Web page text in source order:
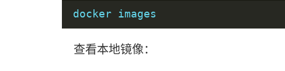
docker images
查看本地镜像：